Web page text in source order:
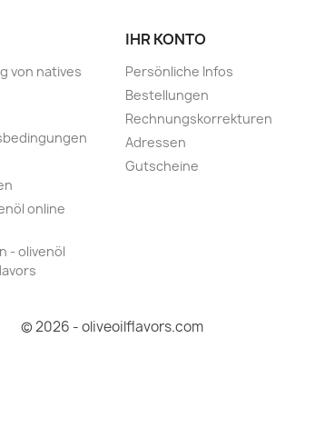
von natives
online
- olivenöl
IHR KONTO
Persönliche Infos
Bestellungen
Rechnungskorrekturen
Adressen
Gutscheine
© 2026 - oliveoilflavors.com